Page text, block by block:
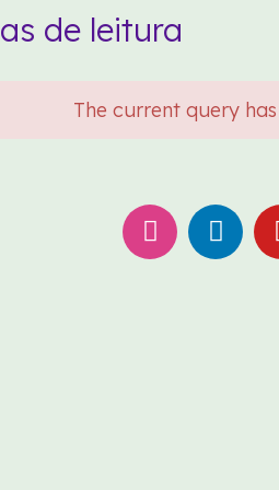
de leitura
The current query
I
n
L
i